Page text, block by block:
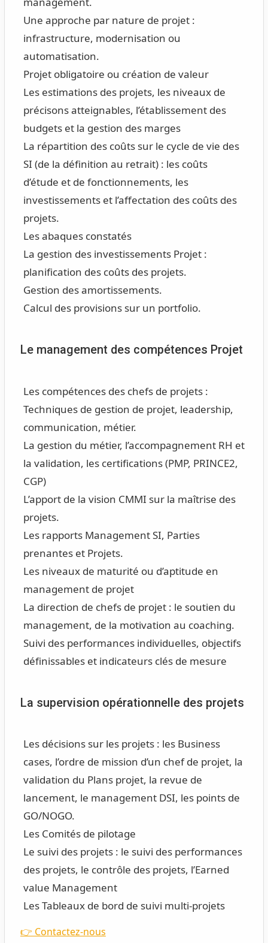
Une approche par nature de projet :
infrastructure, modernisation ou
automatisation.
Projet obligatoire ou création de valeur
Les estimations des projets, les niveaux de
précisons atteignables, l’établissement des
budgets et la gestion des marges
La répartition des coûts sur le cycle de vie des
SI (de la définition au retrait) : les coûts
d’étude et de fonctionnements, les
investissements et l’affectation des coûts des
projets.
Les abaques constatés
La gestion des investissements Projet :
planification des coûts des projets.
Gestion des amortissements.
Calcul des provisions sur un portfolio.
Le management des compétences Projet
Les compétences des chefs de projets :
Techniques de gestion de projet, leadership,
communication, métier.
La gestion du métier, l’accompagnement RH et
la validation, les certifications (PMP, PRINCE2,
CGP)
L’apport de la vision CMMI sur la maîtrise des
projets.
Les rapports Management SI, Parties
prenantes et Projets.
Les niveaux de maturité ou d’aptitude en
management de projet
La direction de chefs de projet : le soutien du
management, de la motivation au coaching.
Suivi des performances individuelles, objectifs
définissables et indicateurs clés de mesure
La supervision opérationnelle des projets
Les décisions sur les projets : les Business
cases, l’ordre de mission d’un chef de projet, la
validation du Plans projet, la revue de
lancement, le management DSI, les points de
GO/NOGO.
Les Comités de pilotage
Le suivi des projets : le suivi des performances
des projets, le contrôle des projets, l’Earned
value Management
Les Tableaux de bord de suivi multi-projets
👉 Contactez-nous